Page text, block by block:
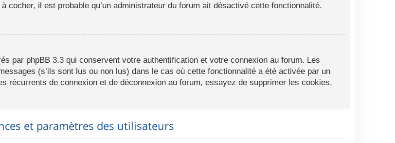
cocher, il est probable qu’un administrateur du forum ait désactivé cette fonctionnalité.
par phpBB 3.3 qui conservent votre authentification et votre connexion au forum. Les
(s’ils sont lus ou non lus) dans le cas où cette fonctionnalité a été activée par un
récurrents de connexion et de déconnexion au forum, essayez de supprimer les cookies.
et paramètres des utilisateurs